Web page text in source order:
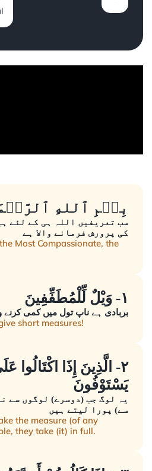
بِسۡمِ ٱللهِ
سب تعریفیں اللہ ہی کے لئے
کی پرورش فرمانے والا ہے
Most Compassionate, the
١- وَيْلٌ لِّلْمُطَفِّفِينَ
بربادی ہے ناپ تول میں کمی کرنے
short measures!
٢- الَّذِينَ إِذَا اكْتَالُوا
يَسْتَوْفُونَ
یہ لوگ جب (دوسرے) لوگوں سے
سے) پورا لیتے ہیں
the measure (of any
they take (it) in full.